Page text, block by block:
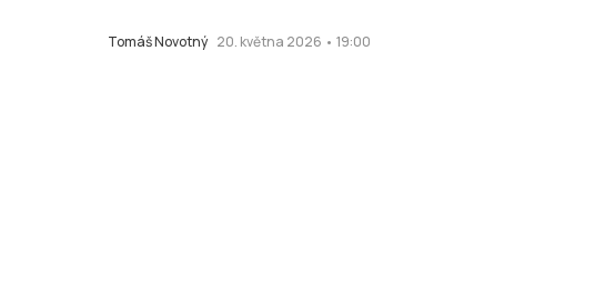
Tomáš Novotný 20. května 2026 • 19:00